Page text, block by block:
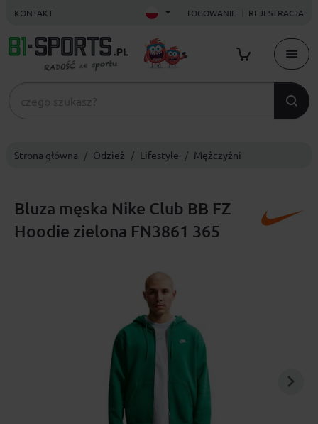
KONTAKT LOGOWANIE REJESTRACJA
Strona główna Odzież Lifestyle Mężczyźni
Bluza męska Nike Club BB FZ
Hoodie zielona FN3861 365